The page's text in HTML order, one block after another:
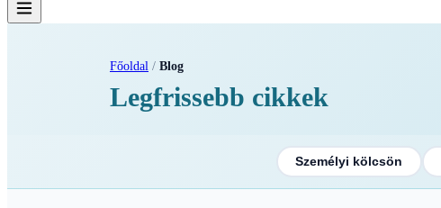
Főoldal / Blog
Legfrissebb cikkek
Személyi kölcsön